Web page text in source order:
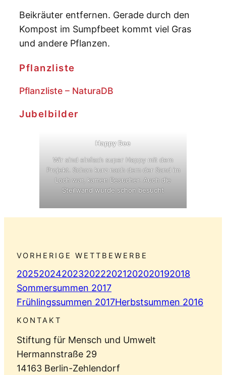
Beikräuter entfernen. Gerade durch den
Kompost im Sumpfbeet kommt viel Gras
und andere Pflanzen.
Pflanzliste
Pflanzliste – NaturaDB
Jubelbilder
Happy Bee
Wir sind einfach super Happy mit dem
Projekt. Schon kurz nach dem der Sand im
Loch war, kamen Besucher. Auch die
Steilwand wurde schon besucht
VORHERIGE WETTBEWERBE
20252024202320222021202020192018
Sommersummen 2017
Frühlingssummen 2017Herbstsummen 2016
KONTAKT
Stiftung für Mensch und Umwelt
Hermannstraße 29
14163 Berlin-Zehlendorf